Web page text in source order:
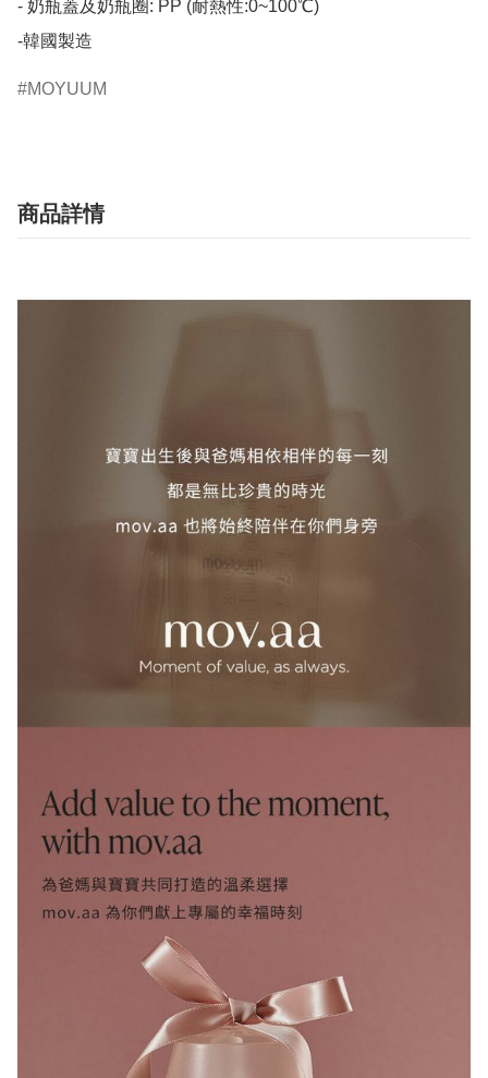
- 奶瓶蓋及奶瓶圈: PP (耐熱性:0~100℃)
-韓國製造​
MOYUUM
商品詳情